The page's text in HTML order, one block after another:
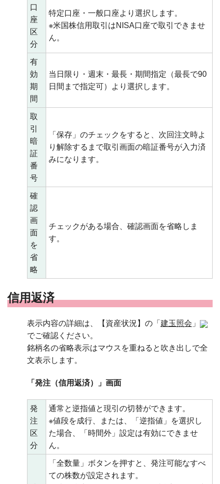
口
座
区
分
特定口座・一般口座より選択します。
※米国株信用取引はNISA口座で取引できませ
ん。
有
効
期
間
当日限り・週末・最長・期間指定（最長で90
日間まで指定可）より選択します。
取
引
暗
証
番
号
「保存」のチェックをすると、次回注文時よ
り解除するまで取引画面の暗証番号が入力済
みになります。
確
認
画
面
を
省
略
チェックがある場合、確認画面を省略しま
す。
信用返済
表示内容の詳細は、【資産状況】の「 建玉照会 」
でご確認ください。
銘柄名の省略表示はマウスを重ねると吹き出しで全
文表示します。
「発注（信用返済）」画面
発
注
区
分
通常と逆指値と現引の切替ができます。
※値段を成行、または、「逆指値」を選択し
た場合、「時間外」設定は有効にできませ
ん。
「全数量」ボタンを押すと、発注可能なすべ
ての株数が設定されます。